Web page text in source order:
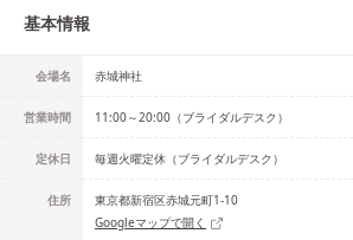
基本情報
会場名 赤城神社
営業時間 11:00～20:00（ブライダルデスク）
定休日 毎週火曜定休（ブライダルデスク）
住所
東京都新宿区赤城元町1-10
Googleマップで開く